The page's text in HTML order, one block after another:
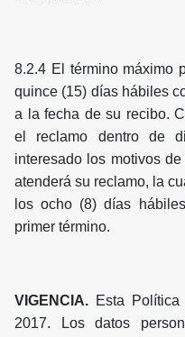
8.2.4 El término máximo
quince (15) días hábiles
a la fecha de su recibo.
el reclamo dentro de
interesado los motivos
atenderá su reclamo, la
los ocho (8) días
primer término.
VIGENCIA. Esta
2017. Los datos